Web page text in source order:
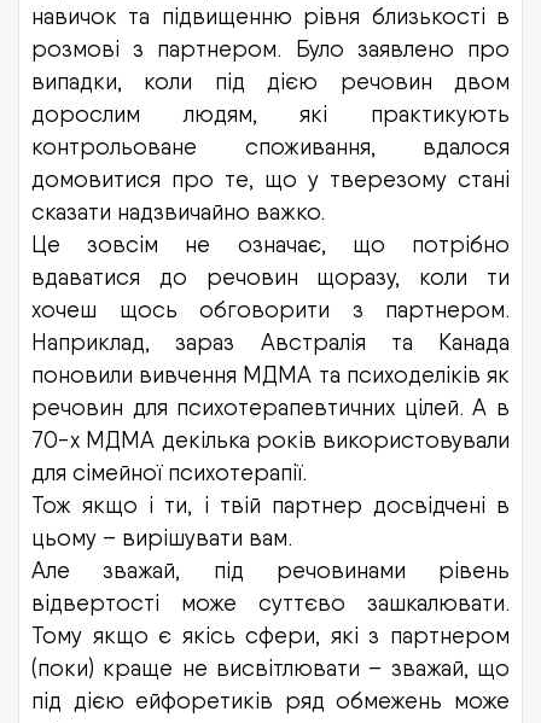
навичок та підвищенню рівня близькості в
розмові з партнером. Було заявлено про
випадки, коли під дією речовин двом
дорослим людям, які практикують
контрольоване споживання, вдалося
домовитися про те, що у тверезому стані
сказати надзвичайно важко.
Це зовсім не означає, що потрібно
вдаватися до речовин щоразу, коли ти
хочеш щось обговорити з партнером.
Наприклад, зараз Австралія та Канада
поновили вивчення МДМА та психоделіків як
речовин для психотерапевтичних цілей. А в
70-х МДМА декілька років використовували
для сімейної психотерапії.
Тож якщо і ти, і твій партнер досвідчені в
цьому – вирішувати вам.
Але зважай, під речовинами рівень
відвертості може суттєво зашкалювати.
Тому якщо є якісь сфери, які з партнером
(поки) краще не висвітлювати – зважай, що
під дією ейфоретиків ряд обмежень може